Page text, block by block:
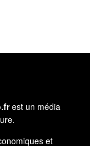
est un média
et